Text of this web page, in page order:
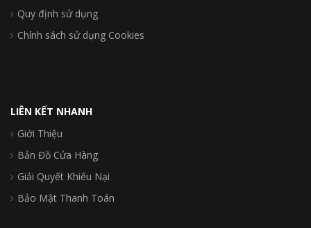
Quy định sử dụng
Chính sách sử dụng Cookies
LIÊN KẾT NHANH
Giới Thiệu
Bản Đồ Cửa Hàng
Giải Quyết Khiếu Nại
Bảo Mật Thanh Toán